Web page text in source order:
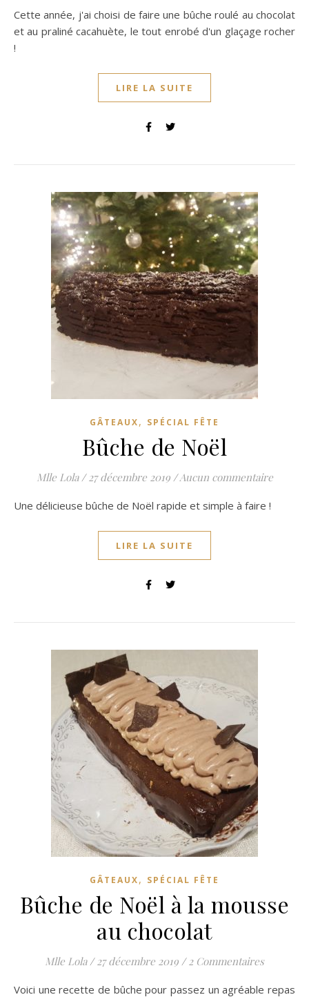
Cette année, j'ai choisi de faire une bûche roulé au chocolat
et au praliné cacahuète, le tout enrobé d'un glaçage rocher
!
LIRE LA SUITE
GÂTEAUX, SPÉCIAL FÊTE
Bûche de Noël
Mlle Lola / 27 décembre 2019 /Aucun commentaire
Une délicieuse bûche de Noël rapide et simple à faire !
LIRE LA SUITE
GÂTEAUX, SPÉCIAL FÊTE
Bûche de Noël à la mousse
au chocolat
Mlle Lola / 27 décembre 2019 / 2 Commentaires
Voici une recette de bûche pour passez un agréable repas